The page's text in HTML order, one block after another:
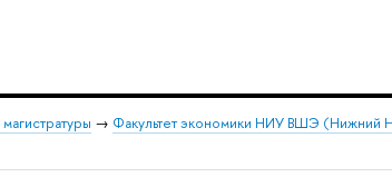
→ Факультет экономики НИУ ВШЭ (Нижний